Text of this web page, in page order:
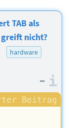
TAB als
nicht?
hardware
–